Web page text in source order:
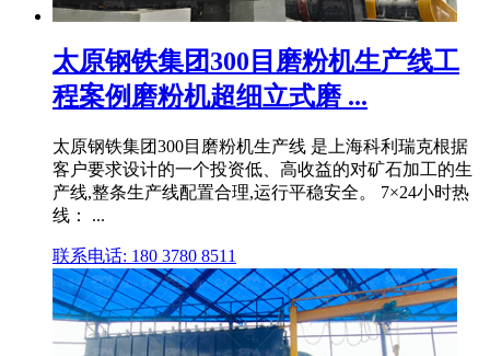
太原钢铁集团300目磨粉机生产线工
程案例磨粉机超细立式磨 ...
太原钢铁集团300目磨粉机生产线 是上海科利瑞克根据
客户要求设计的一个投资低、高收益的对矿石加工的生
产线,整条生产线配置合理,运行平稳安全。 7×24小时热
线： ...
联系电话: 180 3780 8511